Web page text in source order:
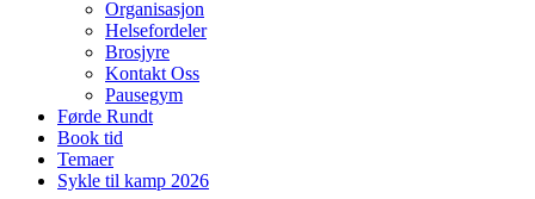
Organisasjon
Helsefordeler
Brosjyre
Kontakt Oss
Pausegym
Førde Rundt
Book tid
Temaer
Sykle til kamp 2026